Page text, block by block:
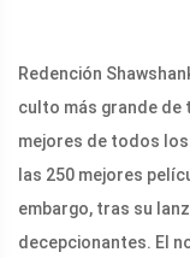
Redención
culto más grande de
mejores de todos
las 250 mejores
embargo, tras su
decepcionantes. El